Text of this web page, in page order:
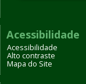
Acessibilidade
Acessibilidade
Alto contraste
Mapa do Site